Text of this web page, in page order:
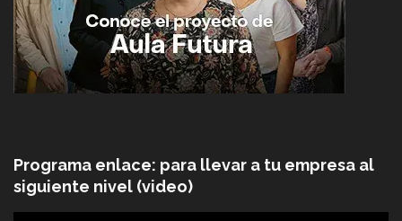
Programa enlace: para llevar a tu empresa al
siguiente nivel (video)